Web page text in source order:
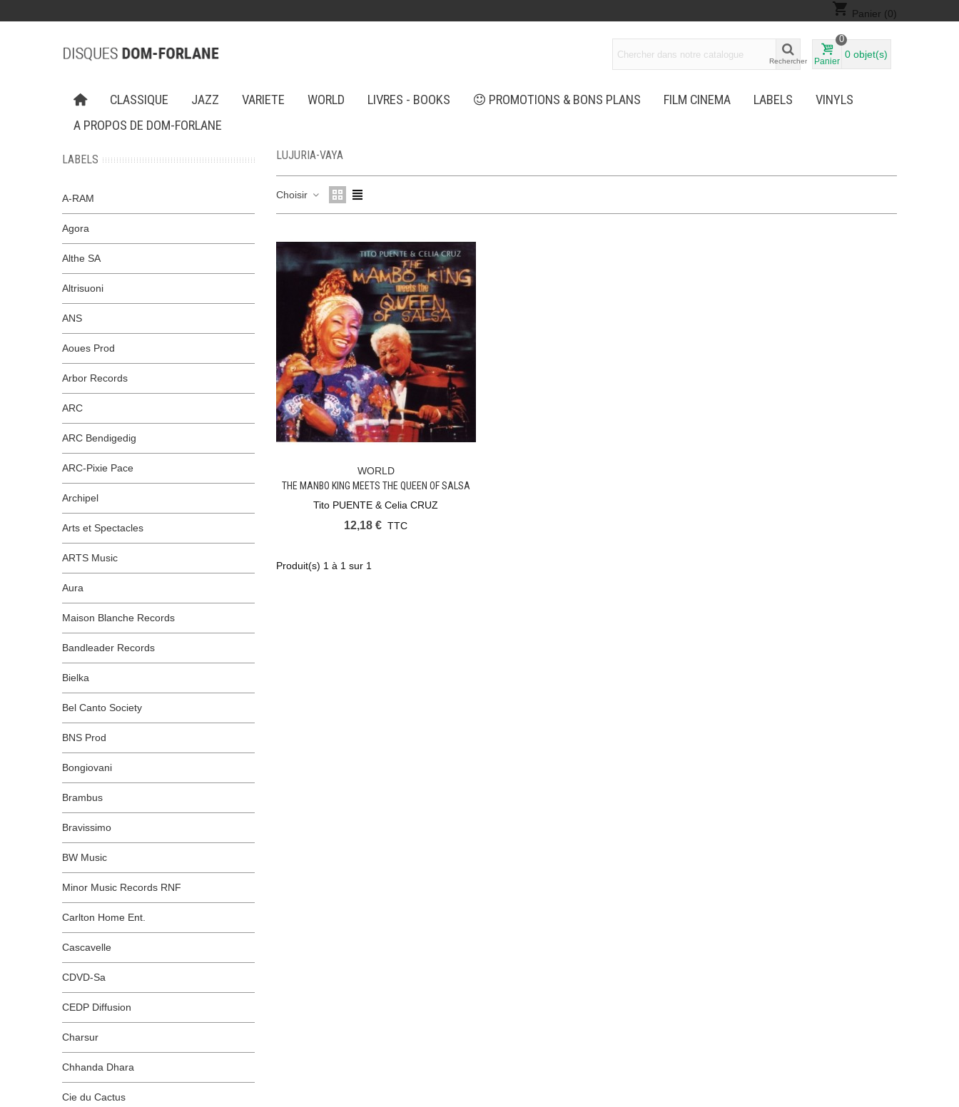
shopping_cart Panier (0)
Rechercher Panier
0
0 objet(s)
CLASSIQUE JAZZ VARIETE WORLD LIVRES - BOOKS PROMOTIONS & BONS PLANS FILM CINEMA LABELS
VINYLS
A PROPOS DE DOM-FORLANE
LABELS
A-RAM
Agora
Althe SA
Altrisuoni
ANS
Aoues Prod
Arbor Records
ARC
ARC Bendigedig
ARC-Pixie Pace
Archipel
Arts et Spectacles
ARTS Music
Aura
Maison Blanche Records
Bandleader Records
Bielka
Bel Canto Society
BNS Prod
Bongiovani
Brambus
Bravissimo
BW Music
Minor Music Records RNF
Carlton Home Ent.
Cascavelle
CDVD-Sa
CEDP Diffusion
Charsur
Chhanda Dhara
Cie du Cactus
LUJURIA-VAYA
Choisir
Ajouter Au Panier
WORLD
THE MANBO KING MEETS THE QUEEN OF SALSA
Tito PUENTE & Celia CRUZ
12,18 € TTC
Produit(s) 1 à 1 sur 1